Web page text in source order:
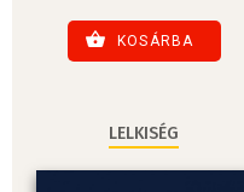
KOSÁRBA
LELKISÉG